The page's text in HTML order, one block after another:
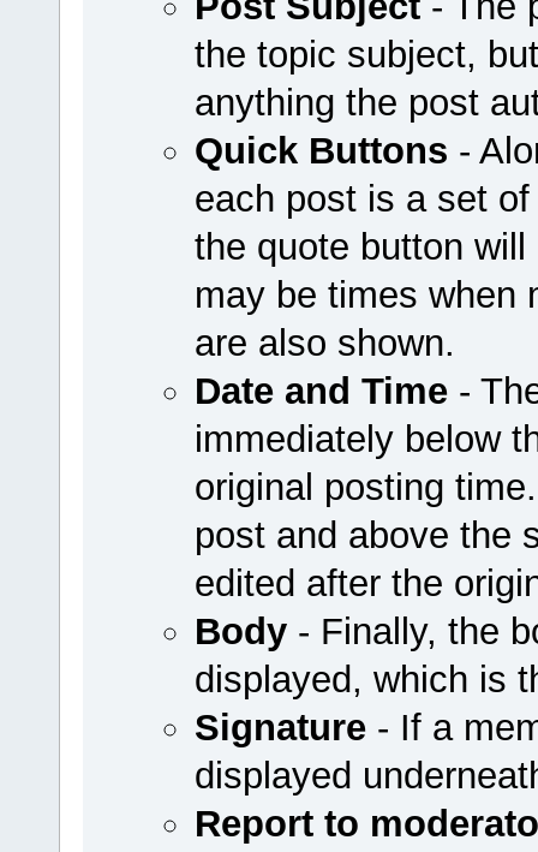
the topic subject,
anything the post
Quick Buttons -
each post is a set
the quote button
may be times when
are also shown.
Date and Time-
immediately below
original posting
post and above the
edited after the
Body- Finally, the
displayed, which is
Signature- If a
displayed
Report to